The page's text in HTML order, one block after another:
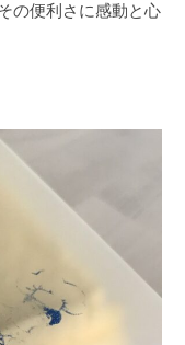
の便利さに感動と心